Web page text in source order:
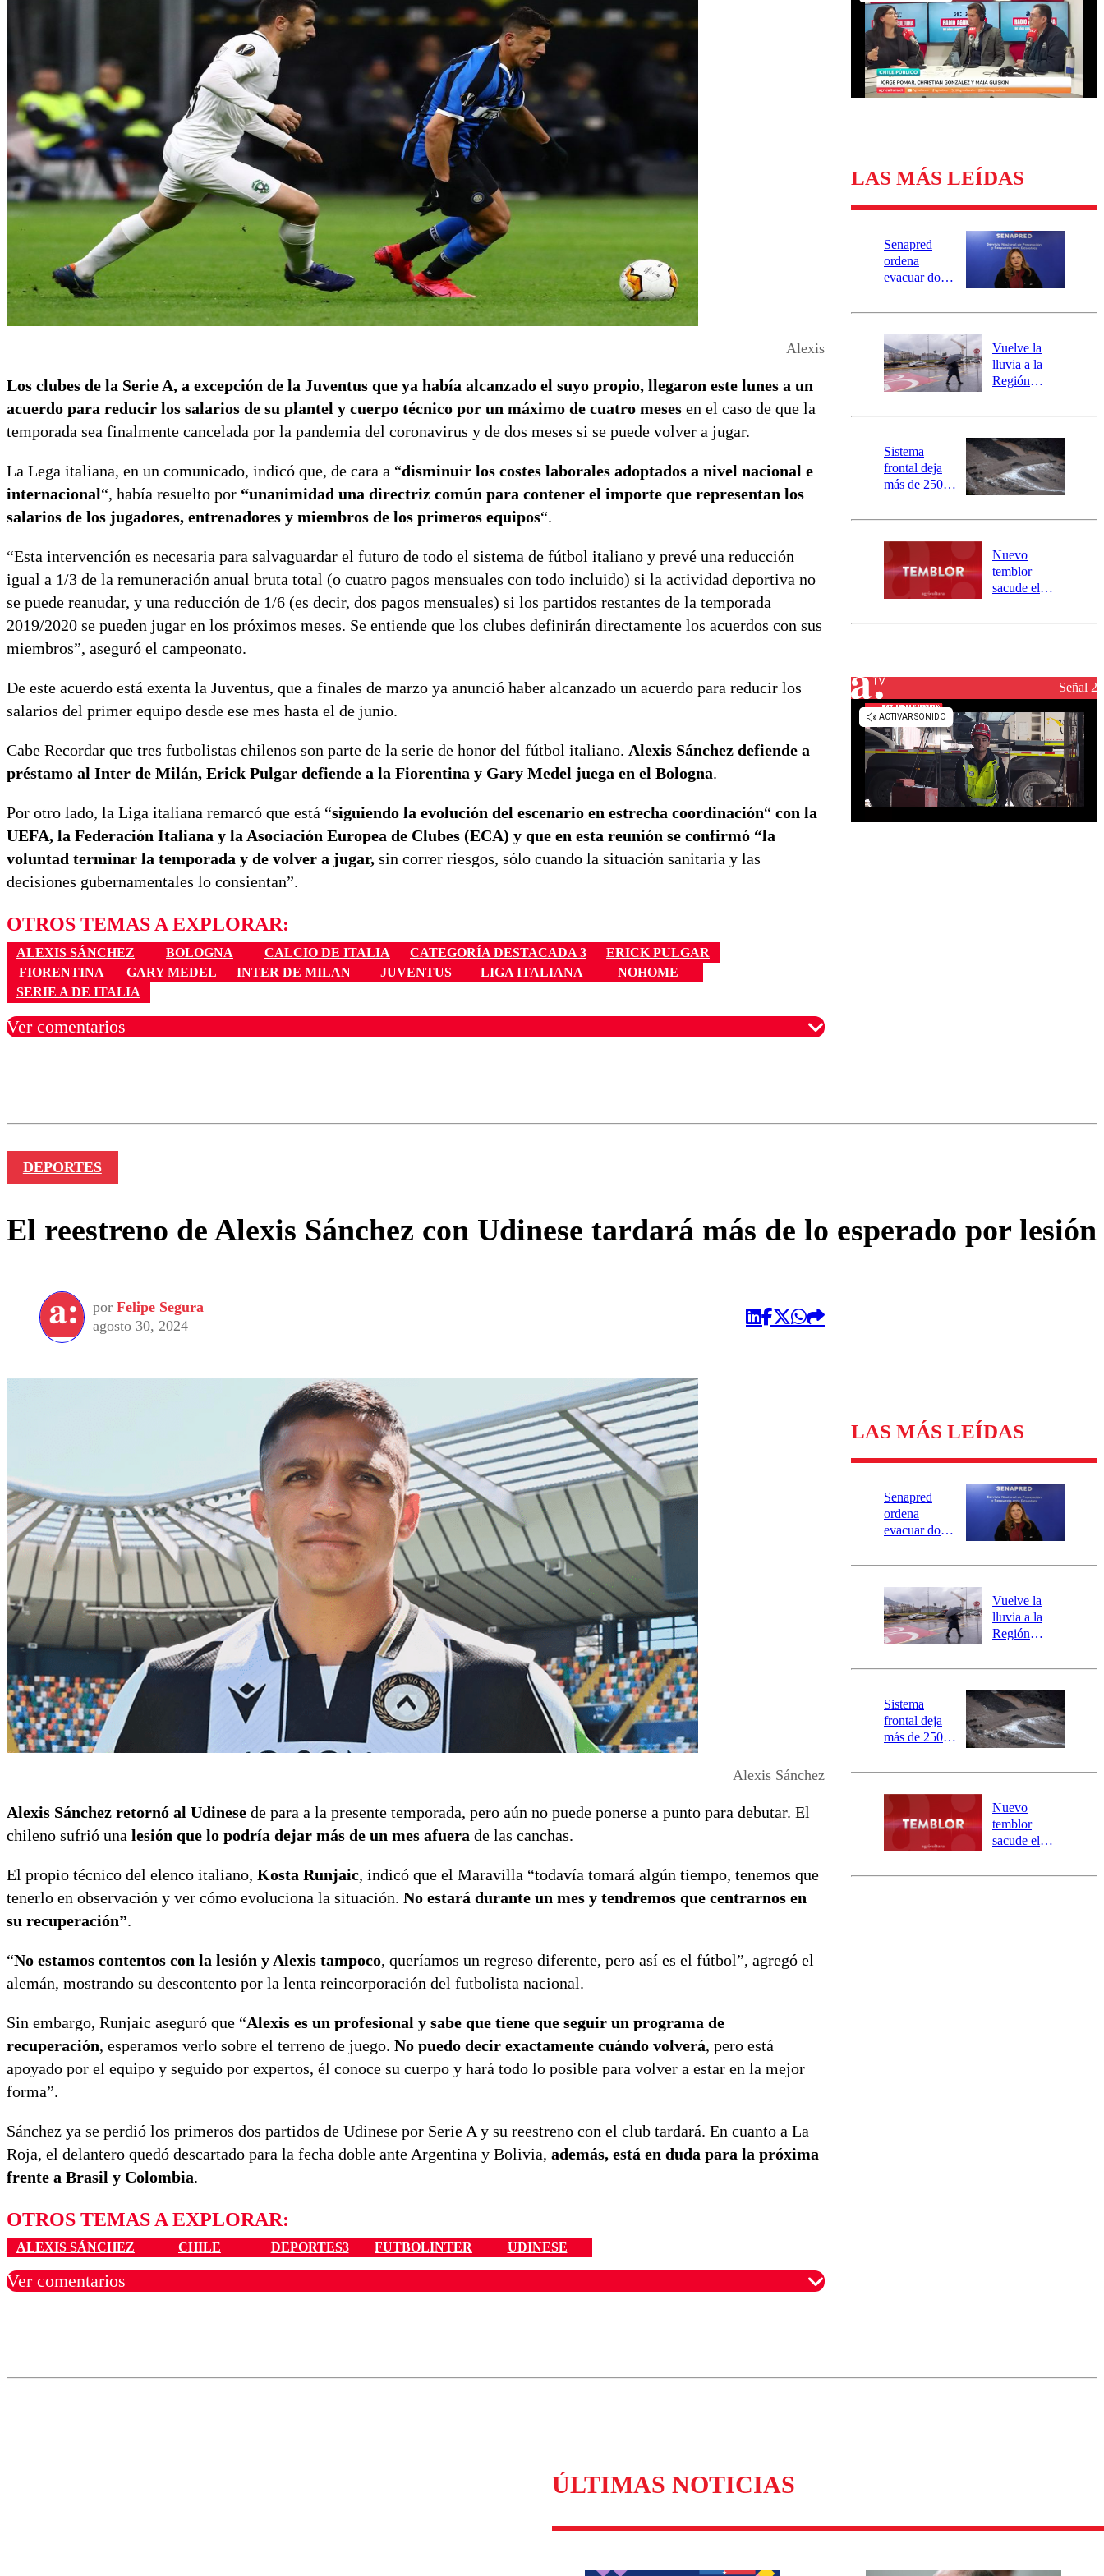
Universidad de Chile
Sustentabilidad
Alexis
Los clubes de la Serie A, a excepción de la Juventus que ya había alcanzado el suyo propio, llegaron este lunes a un
acuerdo para reducir los salarios de su plantel y cuerpo técnico por un máximo de cuatro meses en el caso de que la
temporada sea finalmente cancelada por la pandemia del coronavirus y de dos meses si se puede volver a jugar.
La Lega italiana, en un comunicado, indicó que, de cara a “disminuir los costes laborales adoptados a nivel nacional e
internacional“, había resuelto por “unanimidad una directriz común para contener el importe que representan los
salarios de los jugadores, entrenadores y miembros de los primeros equipos“.
“Esta intervención es necesaria para salvaguardar el futuro de todo el sistema de fútbol italiano y prevé una reducción
igual a 1/3 de la remuneración anual bruta total (o cuatro pagos mensuales con todo incluido) si la actividad deportiva no
se puede reanudar, y una reducción de 1/6 (es decir, dos pagos mensuales) si los partidos restantes de la temporada
2019/2020 se pueden jugar en los próximos meses. Se entiende que los clubes definirán directamente los acuerdos con sus
miembros”, aseguró el campeonato.
De este acuerdo está exenta la Juventus, que a finales de marzo ya anunció haber alcanzado un acuerdo para reducir los
salarios del primer equipo desde ese mes hasta el de junio.
Cabe Recordar que tres futbolistas chilenos son parte de la serie de honor del fútbol italiano. Alexis Sánchez defiende a
préstamo al Inter de Milán, Erick Pulgar defiende a la Fiorentina y Gary Medel juega en el Bologna.
Por otro lado, la Liga italiana remarcó que está “siguiendo la evolución del escenario en estrecha coordinación“ con la
UEFA, la Federación Italiana y la Asociación Europea de Clubes (ECA) y que en esta reunión se confirmó “la
voluntad terminar la temporada y de volver a jugar, sin correr riesgos, sólo cuando la situación sanitaria y las
decisiones gubernamentales lo consientan”.
OTROS TEMAS A EXPLORAR:
ALEXIS SÁNCHEZ BOLOGNA CALCIO DE ITALIA CATEGORÍA DESTACADA 3
ERICK PULGAR
FIORENTINA
GARY MEDEL INTER DE MILAN JUVENTUS LIGA ITALIANA
NOHOME
SERIE A DE ITALIA
Ver comentarios
LAS MÁS LEÍDAS
Senapred
ordena
evacuar dos
Carahue por
río Damas:
activa
mensajería
SAE
Vuelve la
lluvia a la
Región
este es el
la DMC para
este viernes
Sistema
frontal deja
más de 250
y 317
aisladas entre
Valparaíso y
Los Ríos
Nuevo
temblor
sacude el
revisa la
Señal 2
DEPORTES
El reestreno de Alexis Sánchez con Udinese tardará más de lo esperado por lesión
por Felipe Segura
agosto 30, 2024
Alexis Sánchez
Alexis Sánchez retornó al Udinese de para a la presente temporada, pero aún no puede ponerse a punto para debutar. El
chileno sufrió una lesión que lo podría dejar más de un mes afuera de las canchas.
El propio técnico del elenco italiano, Kosta Runjaic, indicó que el Maravilla “todavía tomará algún tiempo, tenemos que
tenerlo en observación y ver cómo evoluciona la situación. No estará durante un mes y tendremos que centrarnos en
su recuperación”.
“No estamos contentos con la lesión y Alexis tampoco, queríamos un regreso diferente, pero así es el fútbol”, agregó el
alemán, mostrando su descontento por la lenta reincorporación del futbolista nacional.
Sin embargo, Runjaic aseguró que “Alexis es un profesional y sabe que tiene que seguir un programa de
recuperación, esperamos verlo sobre el terreno de juego. No puedo decir exactamente cuándo volverá, pero está
apoyado por el equipo y seguido por expertos, él conoce su cuerpo y hará todo lo posible para volver a estar en la mejor
forma”.
Sánchez ya se perdió los primeros dos partidos de Udinese por Serie A y su reestreno con el club tardará. En cuanto a La
Roja, el delantero quedó descartado para la fecha doble ante Argentina y Bolivia, además, está en duda para la próxima
frente a Brasil y Colombia.
OTROS TEMAS A EXPLORAR:
ALEXIS SÁNCHEZ CHILE DEPORTES3 FUTBOLINTER UDINESE
Ver comentarios
LAS MÁS LEÍDAS
Senapred
ordena
evacuar dos
Carahue por
río Damas:
activa
mensajería
SAE
Vuelve la
lluvia a la
Región
este es el
la DMC para
este viernes
Sistema
frontal deja
más de 250
y 317
Valparaíso y
Los Ríos
Nuevo
temblor
sacude el
revisa la
ÚLTIMAS NOTICIAS